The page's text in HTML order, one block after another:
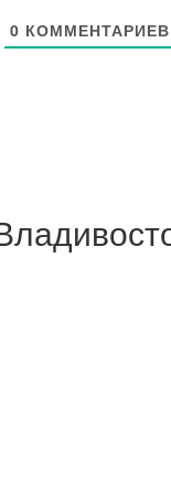
0 КОММЕНТАРИЕВ